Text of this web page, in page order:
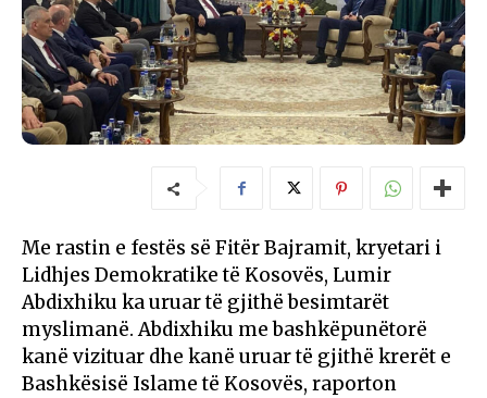
Me rastin e festës së Fitër Bajramit, kryetari i
Lidhjes Demokratike të Kosovës, Lumir
Abdixhiku ka uruar të gjithë besimtarët
myslimanë. Abdixhiku me bashkëpunëtorë
kanë vizituar dhe kanë uruar të gjithë krerët e
Bashkësisë Islame të Kosovës, raporton